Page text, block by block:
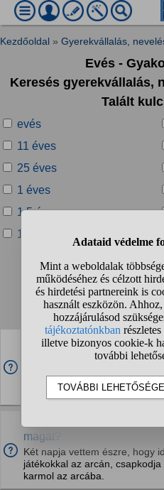
Kezdőoldal » Gyerekvállalás,
Evés -
Keresés gyerekvállalás,
Talált
evés
11 éves
25 éves
1 éves
1.5 éves
100 éves
»
Talált
1 2 3 4
1 éves keveset gagyog?
Mi lehet a probléma? 9
mama. Tapasztalt valaki
rajta, hogy alig beszél, de
magát?
Két napja vettem észre, hogy
játékokkal az arcán,
karmol az arcába.